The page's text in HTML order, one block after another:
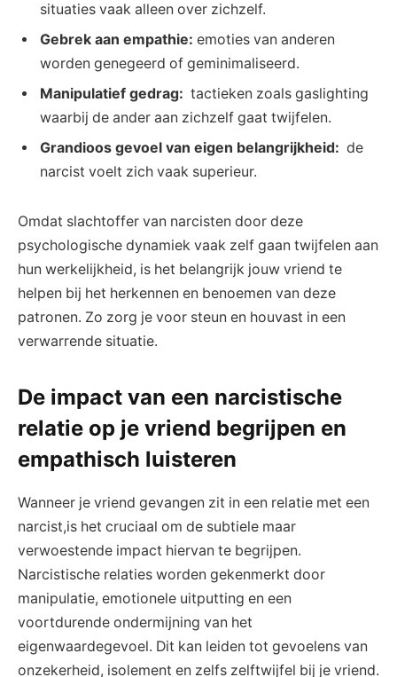
situaties vaak alleen‍ over zichzelf.
Gebrek aan ⁤empathie: emoties ​van anderen
worden genegeerd of geminimaliseerd.
Manipulatief⁣ gedrag: ⁣ tactieken zoals gaslighting
waarbij de‍ ander aan zichzelf gaat twijfelen.
Grandioos gevoel ⁢van⁤ eigen‍ belangrijkheid: ‍ de
narcist voelt​ zich vaak superieur.
Omdat slachtoffer van narcisten door‍ deze
⁤psychologische ⁤dynamiek vaak zelf ⁢gaan twijfelen‍ aan
​hun⁣ werkelijkheid, ‌is het belangrijk jouw vriend te
helpen⁢ bij het⁢ herkennen en benoemen van‌ deze
patronen. Zo zorg ​je voor steun ⁢en houvast in‌ een
verwarrende‍ situatie.
De ​impact van een ⁢narcistische
relatie op je vriend begrijpen ​en
⁣empathisch luisteren
Wanneer je vriend gevangen zit⁣ in een relatie ​met⁢ een
⁣narcist,is​ het cruciaal om de subtiele ​maar‍
verwoestende impact hiervan te begrijpen.
Narcistische relaties ‌worden⁢ gekenmerkt door
manipulatie, emotionele uitputting en⁣ een
voortdurende ondermijning van‍ het
eigenwaardegevoel. Dit⁢ kan ‍leiden tot​ gevoelens van
onzekerheid, isolement en zelfs zelftwijfel ‍bij je ‍vriend.